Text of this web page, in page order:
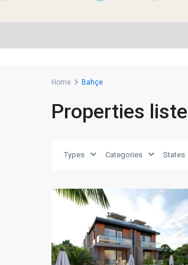
Home Bahçe
Properties
Types Categories States